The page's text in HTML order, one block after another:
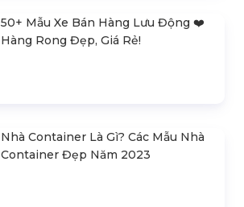
50+ Mẫu Xe Bán Hàng Lưu Động ❤️️
Hàng Rong Đẹp, Giá Rẻ!
Nhà Container Là Gì? Các Mẫu Nhà
Container Đẹp Năm 2023